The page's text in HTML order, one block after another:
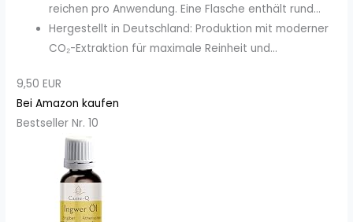
reichen pro Anwendung. Eine Flasche enthält rund...
Hergestellt in Deutschland: Produktion mit moderner
CO₂-Extraktion für maximale Reinheit und...
9,50 EUR
Bei Amazon kaufen
Bestseller Nr. 10